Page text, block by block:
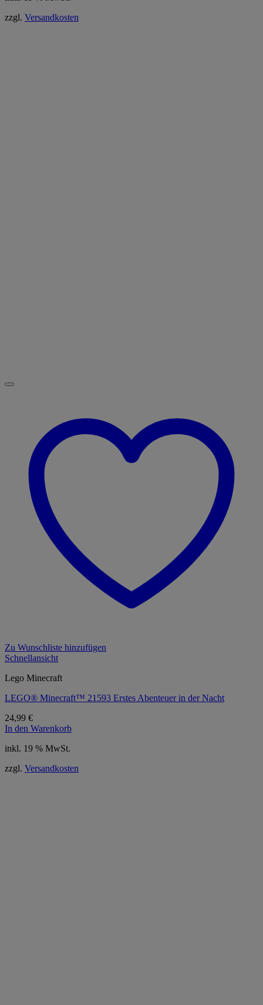
zzgl. Versandkosten
Zu Wunschliste hinzufügen
Schnellansicht
Lego Minecraft
LEGO® Minecraft™ 21593 Erstes Abenteuer in der Nacht
24,99 €
In den Warenkorb
inkl. 19 % MwSt.
zzgl. Versandkosten